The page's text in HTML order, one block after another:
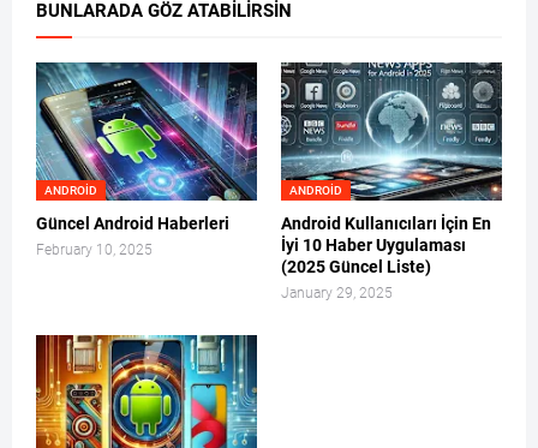
BUNLARADA GÖZ ATABILIRSIN
ANDROID
Güncel Android Haberleri
February 10, 2025
ANDROID
Android Kullanıcıları İçin En
İyi 10 Haber Uygulaması
(2025 Güncel Liste)
January 29, 2025